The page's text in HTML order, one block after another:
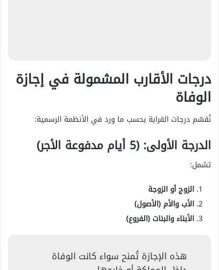
درجات الأقارب المشمولة في إجازة
الوفاة
نُقسّم درجات القرابة بحسب ما ورد في الأنظمة الرسمية:
الدرجة الأولى: (5 أيام مدفوعة الأجر)
تشمل:
الزوج أو الزوجة
الأب والأم (الأصول)
الأبناء والبنات (الفروع)
هذه الإجازة تُمنح سواء كانت الوفاة